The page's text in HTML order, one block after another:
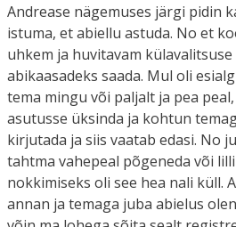
Andrease nägemuses järgi pidin
istuma, et abiellu astuda. No et
uhkem ja huvitavam
abikaasadeks saada. Mul oli
tema mingu või paljalt ja pea
asutusse üksinda ja kohtun
kirjutada ja siis vaatab edasi. No
tahtma vahepeal põgeneda või
nokkimiseks oli see hea nali küll.
annan ja temaga juba abielus